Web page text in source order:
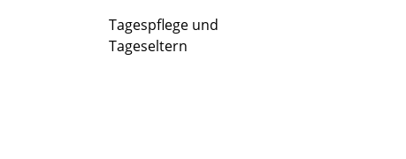
Tagespflege und
Tageseltern